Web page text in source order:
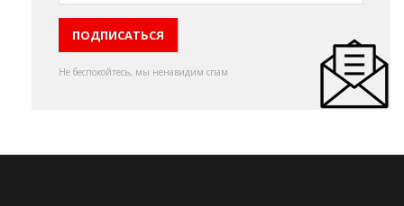
Не беспокойтесь, мы ненавидим спам